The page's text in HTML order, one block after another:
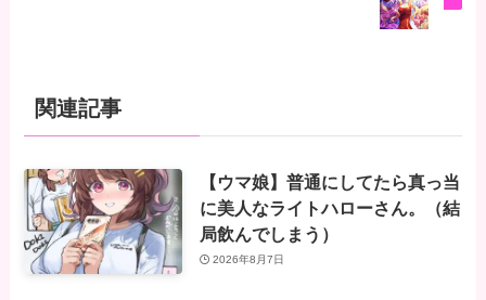
関連記事
【ウマ娘】普通にしてたら真っ当
に美人なライトハローさん。（結
局飲んでしまう）
2026年8月7日